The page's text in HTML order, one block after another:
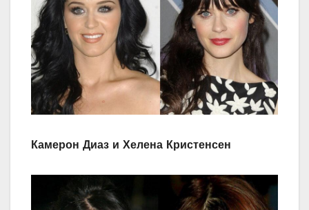
Камерон Диаз и Хелена Кристенсен